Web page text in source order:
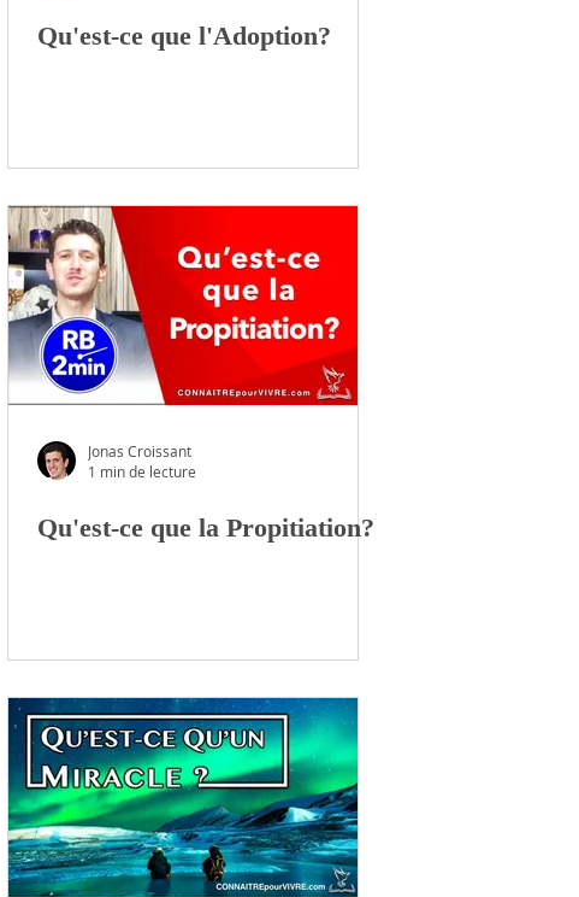
Qu'est-ce que l'Adoption?
Jonas Croissant
1 min de lecture
Qu'est-ce que la Propitiation?